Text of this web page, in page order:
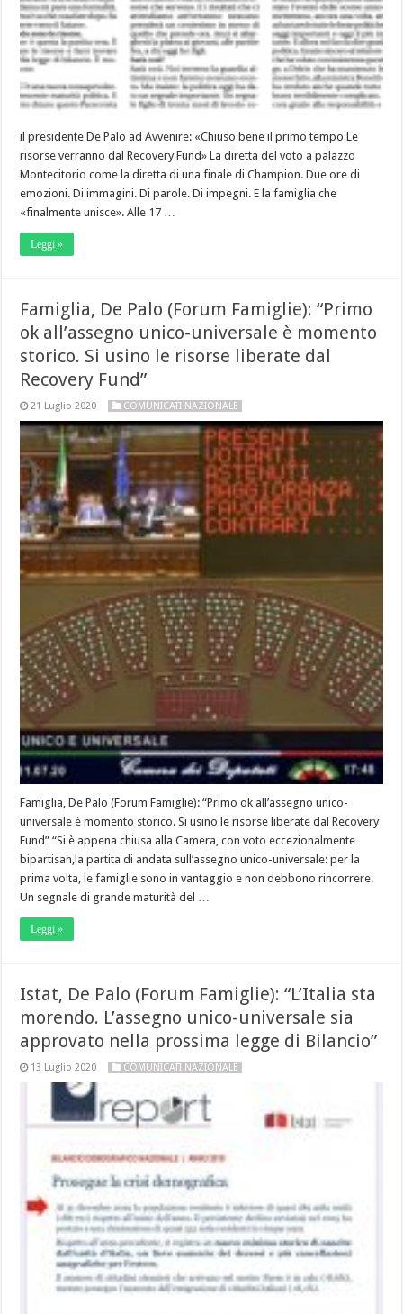
il presidente De Palo ad Avvenire: «Chiuso bene il primo tempo Le
risorse verranno dal Recovery Fund» La diretta del voto a palazzo
Montecitorio come la diretta di una finale di Champion. Due ore di
emozioni. Di immagini. Di parole. Di impegni. E la famiglia che
«finalmente unisce». Alle 17 …
Leggi »
Famiglia, De Palo (Forum Famiglie): “Primo
ok all’assegno unico-universale è momento
storico. Si usino le risorse liberate dal
Recovery Fund”
21 Luglio 2020 COMUNICATI NAZIONALE
Famiglia, De Palo (Forum Famiglie): “Primo ok all’assegno unico-
universale è momento storico. Si usino le risorse liberate dal Recovery
Fund” “Si è appena chiusa alla Camera, con voto eccezionalmente
bipartisan,la partita di andata sull’assegno unico-universale: per la
prima volta, le famiglie sono in vantaggio e non debbono rincorrere.
Un segnale di grande maturità del …
Leggi »
Istat, De Palo (Forum Famiglie): “L’Italia sta
morendo. L’assegno unico-universale sia
approvato nella prossima legge di Bilancio”
13 Luglio 2020 COMUNICATI NAZIONALE